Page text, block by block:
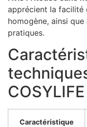
apprécient la facilité
homogène, ainsi
pratiques.
Caractéristique